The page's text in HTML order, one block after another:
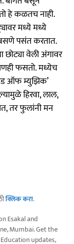
हे कळतच नाही.
मध्ये मध्ये
पसंत करतात.
छोट्या वेली अंगावर
फसतो. मध्येच
ऑफ म्युझिक’
हिरवा, लाल,
तर फुलांनी मन
क्लिक करा.
Esakal and
Mumbai. Get the
updates,